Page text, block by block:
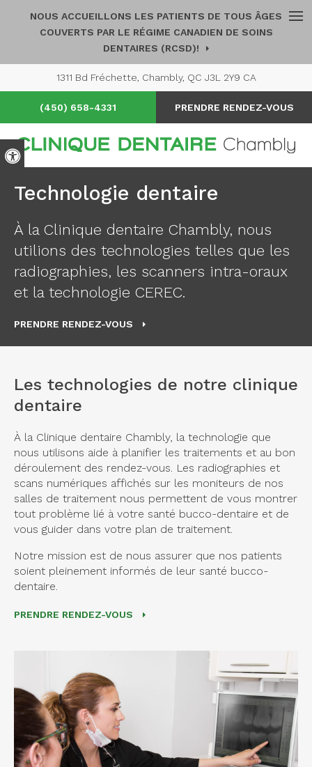
Version accessible
NOUS ACCUEILLONS LES PATIENTS DE TOUS ÂGES
COUVERTS PAR LE RÉGIME CANADIEN DE SOINS
DENTAIRES (RCSD)!
1311 Bd Fréchette Chambly QC J3L 2Y9 CA
(450) 658-4331 PRENDRE RENDEZ-VOUS
Technologie dentaire
À la Clinique dentaire Chambly, nous
utilions des technologies telles que les
radiographies, les scanners intra-oraux
et la technologie CEREC.
PRENDRE RENDEZ-VOUS
Les technologies de notre clinique
dentaire
À la Clinique dentaire Chambly, la technologie que
nous utilisons aide à planifier les traitements et au bon
déroulement des rendez-vous. Les radiographies et
scans numériques affichés sur les moniteurs de nos
salles de traitement nous permettent de vous montrer
tout problème lié à votre santé bucco-dentaire et de
vous guider dans votre plan de traitement.
Notre mission est de nous assurer que nos patients
soient pleinement informés de leur santé bucco-
dentaire.
PRENDRE RENDEZ-VOUS